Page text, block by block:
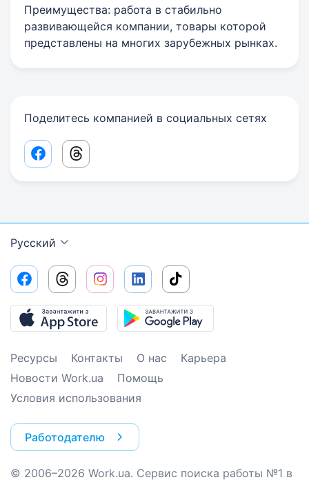
Преимущества: работа в стабильно
развивающейся компании, товары которой
представлены на многих зарубежных рынках.
Поделитесь компанией в социальных сетях
Facebook share link
Threads share link
Русский
Ресурсы Контакты О нас
Карьера
Новости Work.ua
Помощь
Условия использования
Работодателю
© 2006–2026 Work.ua. Сервис поиска работы №1 в